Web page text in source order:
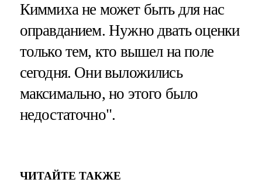
Киммиха не может быть для нас
оправданием. Нужно двать оценки
только тем, кто вышел на поле
сегодня. Они выложились
максимально, но этого было
недостаточно".
ЧИТАЙТЕ ТАКЖЕ